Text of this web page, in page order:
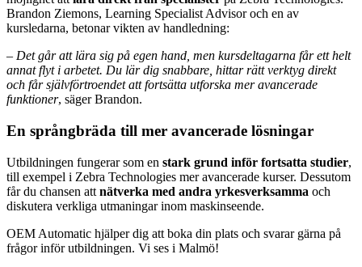
Brandon Ziemons, Learning Specialist Advisor och en av
kursledarna, betonar vikten av handledning:
– Det går att lära sig på egen hand, men kursdeltagarna får ett helt
annat flyt i arbetet. Du lär dig snabbare, hittar rätt verktyg direkt
och får självförtroendet att fortsätta utforska mer avancerade
funktioner, säger Brandon.
En språngbräda till mer avancerade lösningar
Utbildningen fungerar som en stark grund inför fortsatta studier,
till exempel i Zebra Technologies mer avancerade kurser. Dessutom
får du chansen att nätverka med andra yrkesverksamma och
diskutera verkliga utmaningar inom maskinseende.
OEM Automatic hjälper dig att boka din plats och svarar gärna på
frågor inför utbildningen. Vi ses i Malmö!